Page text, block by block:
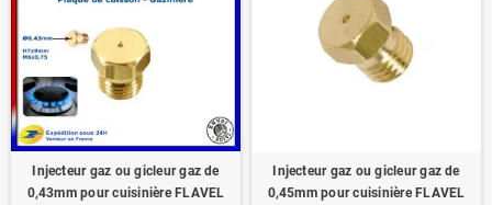
Injecteur gaz ou gicleur gaz de
0,43mm pour cuisinière FLAVEL
Injecteur gaz ou gicleur gaz de
0,45mm pour cuisinière FLAVEL